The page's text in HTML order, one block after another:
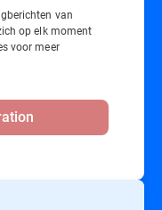
van
op elk moment
voor meer